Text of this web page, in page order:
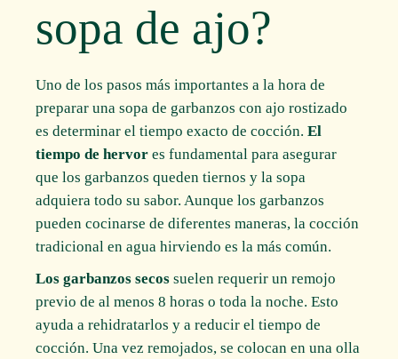
sopa de ajo?
Uno de los pasos más importantes a la hora de
preparar una sopa de garbanzos con ajo rostizado
es determinar el tiempo exacto de cocción.El
tiempo de hervor es fundamental para asegurar
que los garbanzos queden tiernos y la sopa
adquiera todo su sabor. Aunque los garbanzos
pueden cocinarse de diferentes maneras, la cocción
tradicional en agua hirviendo es la más común.
Los garbanzos secos suelen requerir un remojo
previo de al menos 8 horas o toda la noche. Esto
ayuda a rehidratarlos y a reducir el tiempo de
cocción. Una vez remojados, se colocan en una olla